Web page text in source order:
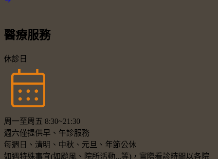
醫療服務
休診日
周一至周五 8:30~21:30
週六僅提供早、午診服務
每週日、清明、中秋、元旦、年節公休
如遇特殊事宜(如颱風、院所活動...等)，實際看診時間以各院